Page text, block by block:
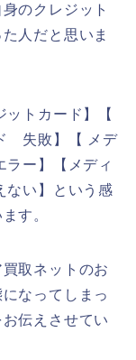
のクレジット
人だと思いま
ットカード】【
失敗】【 メデ
ー】【メディ
い】という感
す。
取ネットのお
なってしまっ
伝えさせてい